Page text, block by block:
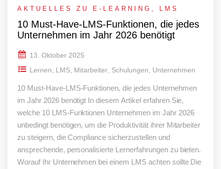
AKTUELLES ZU E-LEARNING LMS
10 Must-Have-LMS-Funktionen, die jedes
Unternehmen im Jahr 2026 benötigt
13. Oktober 2025
Lernen
LMS Mitarbeiter Schulungen Unternehmen
10 Must-Have-LMS-Funktionen, die jedes Unternehmen
im Jahr 2026 benötigt In diesem Artikel erfahren Sie,
welche 10 LMS-Funktionen Unternehmen im Jahr 2026
unbedingt benötigen, um die Produktivität ihrer Mitarbeiter
zu steigern, die Compliance sicherzustellen und
ansprechende, personalisierte Lernerfahrungen zu bieten.
Worauf Ihr Unternehmen bei einem LMS achten sollte Die